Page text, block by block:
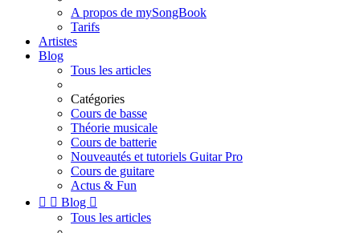
A propos de mySongBook
Tarifs
Artistes
Blog
Tous les articles
Catégories
Cours de basse
Théorie musicale
Cours de batterie
Nouveautés et tutoriels Guitar Pro
Cours de guitare
Actus & Fun
  Blog 
Tous les articles